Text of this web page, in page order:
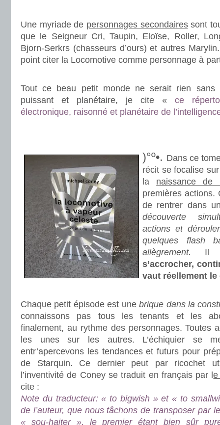
Une myriade de personnages secondairessont
que le Seigneur Cri, Taupin, Eloïse, Roller,
Bjorn-Serkrs (chasseurs d’ours) et autres
point citer la Locomotive comme personnage à
Tout ce beau petit monde ne serait rien sans
puissant et planétaire, je cite « ce
électronique, raisonné et planétaire de
)°º•. Dans ce
récit se focalise
la naissance de
premières actions.
de rentrer dans
découverte
actions et
quelques flash
allègrement. Il
s’accrocher,
vaut réellement le
Chaque petit épisode est unebrique dans la
connaissons pas tous les tenants et les
finalement, au rythme des personnages. Toutes
les unes sur les autres. L’échiquier se
entr’apercevons les tendances et futurs pour
de Starquin. Ce dernier peut par ricochet
l’inventivité de Coney se traduit en français par l
cite :
Note du traducteur: « to bigwish » et « to
de l’auteur, que nous tâchons de transposer par
« sou-haiter », le premier étant bien sûr